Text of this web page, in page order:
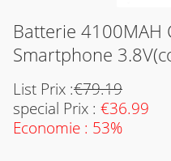
Batterie 4100MAH
Smartphone
List Prix :€79.19
special Prix : €36.99
Economie : 53%